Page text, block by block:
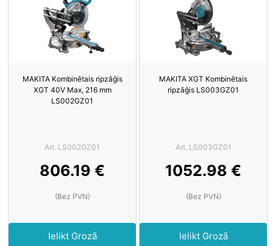
MAKITA Kombinētais ripzāģis
XGT 40V Max, 216 mm
LS002GZ01
Art. LS002GZ01
806.19 €
(Bez PVN)
Ielikt Grozā
MAKITA XGT Kombinētais
ripzāģis LS003GZ01
Art. LS003GZ01
1052.98 €
(Bez PVN)
Ielikt Grozā